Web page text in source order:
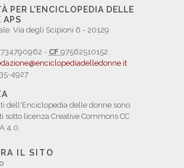
PER L'ENCICLOPEDIA DELLE
APS
Via degli Scipioni 6 - 20129
- CF 97562510152
4927
dell'Enciclopedia delle donne sono
sotto licenza Creative Commons CC
4.0.
IL SITO